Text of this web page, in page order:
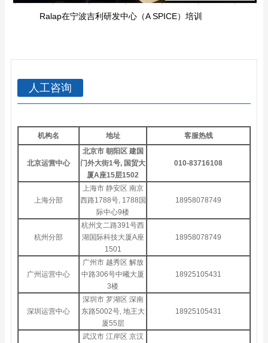
Ralap在宁波吉利研发中心（A SPICE）培训
人工咨询
机构名 地址 客服热线
北京运营中心
北京市 朝阳区 建国
门外大街1号, 国贸大
厦A座15层1502
010-83716108
上海分部
上海市 静安区 南京
西路1788号, 1788国
际中心9楼
18958078749
杭州分部
杭州文二路391号西
湖国际科技大厦A座
1501
18958078749
广州运营中心
广州市 越秀区 解放
中路306号中曦大厦
3楼
18925105431
深圳运营中心
深圳市 罗湖区 深南
东路5002号, 地王大
厦55层
18925105431
武汉市 江岸区 京汉